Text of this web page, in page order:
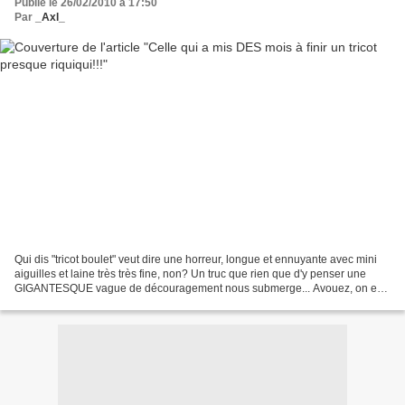
Publié le 26/02/2010 à 17:50
Par
_Axl_
Qui dis "tricot boulet" veut dire une horreur, longue et ennuyante avec mini
aiguilles et laine très très fine, non? Un truc que rien que d'y penser une
GIGANTESQUE vague de découragement nous submerge... Avouez, on en